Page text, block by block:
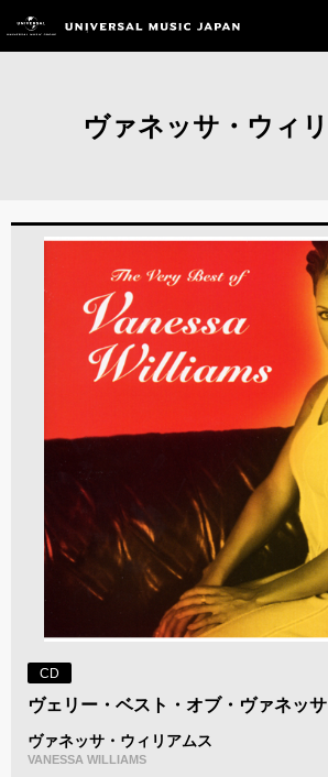
ヴァネッサ・ウィ
CD
ヴェリー・ベスト・オブ・ヴァネッ
ヴァネッサ・ウィリアムス
VANESSA WILLIAMS